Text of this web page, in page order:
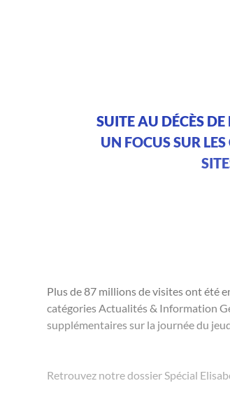
SUITE AU DÉCÈS
UN FOCUS SUR
Plus de 87 millions de visites ont été
catégories Actualités & Information
supplémentaires sur la journée du
Retrouvez notre dossier Spécial